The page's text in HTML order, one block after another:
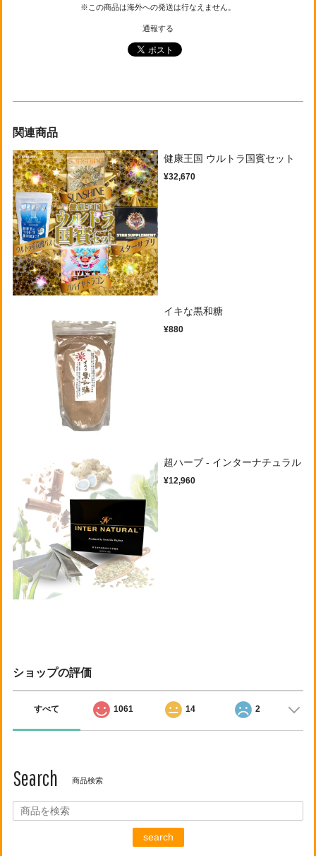
※この商品は海外への発送は行なえません。
通報する
関連商品
健康王国 ウルトラ国賓セット
¥32,670
イキな黒和糖
¥880
超ハーブ - インターナチュラル
¥12,960
ショップの評価
すべて 1061 14 2
Search 商品検索
search